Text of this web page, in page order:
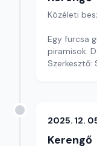
Közéleti
Egy furcsa
piramisok.
Szerkesztő:
2025. 12.
Kerengő